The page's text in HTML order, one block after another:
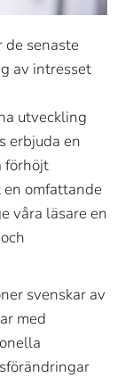
de senaste
av intresset
utveckling
erbjuda en
förhöjt
omfattande
våra läsare en
svenskar av
med